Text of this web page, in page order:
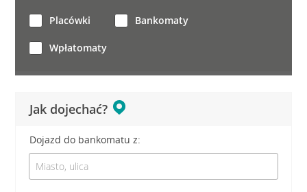
Jak dojechać?
Dojazd do bankomatu z:
Placówki Bankomaty
Wpłatomaty